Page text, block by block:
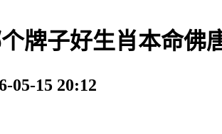
牌子好生肖本命佛
05-15 20:12